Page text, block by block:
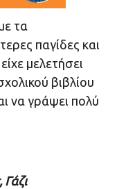
τα
παγίδες και
μελετήσει
βιβλίου
να γράψει πολύ